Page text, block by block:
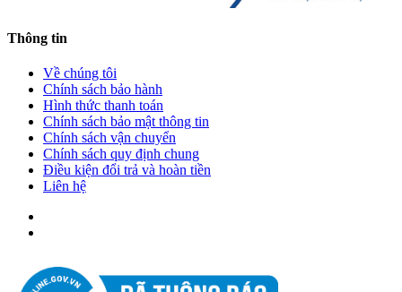
Thông tin
Về chúng tôi
Chính sách bảo hành
Hình thức thanh toán
Chính sách bảo mật thông tin
Chính sách vận chuyển
Chính sách quy định chung
Điều kiện đổi trả và hoàn tiền
Liên hệ